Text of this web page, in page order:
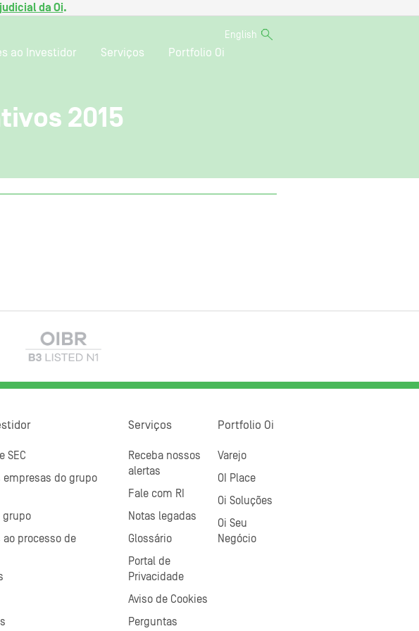
da Oi.
English
ao Investidor Serviços Portfolio Oi
2015
SEC
empresas do grupo
grupo
ao processo de
Serviços
Receba nossos
alertas
Fale com RI
Notas legadas
Glossário
Portal de
Privacidade
Aviso de Cookies
Perguntas
Portfolio Oi
Varejo
OI Place
Oi Soluções
Oi Seu
Negócio